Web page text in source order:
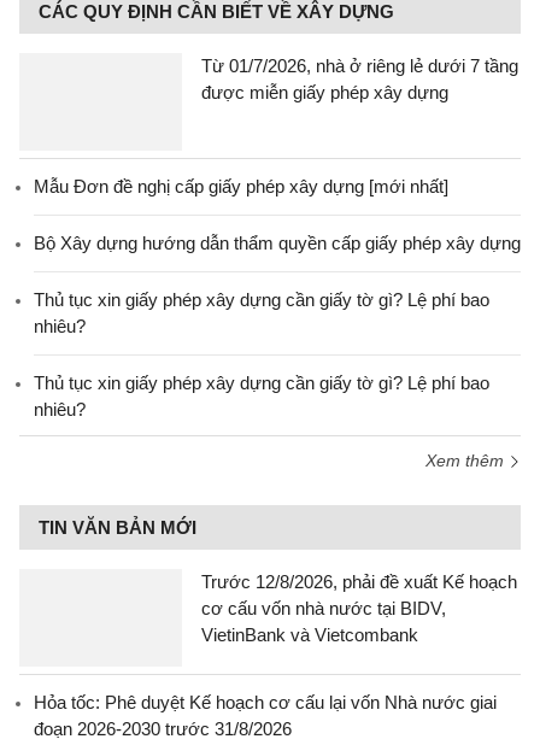
CÁC QUY ĐỊNH CẦN BIẾT VỀ XÂY DỰNG
Từ 01/7/2026, nhà ở riêng lẻ dưới 7 tầng
được miễn giấy phép xây dựng
Mẫu Đơn đề nghị cấp giấy phép xây dựng [mới nhất]
Bộ Xây dựng hướng dẫn thẩm quyền cấp giấy phép xây dựng
Thủ tục xin giấy phép xây dựng cần giấy tờ gì? Lệ phí bao
nhiêu?
Thủ tục xin giấy phép xây dựng cần giấy tờ gì? Lệ phí bao
nhiêu?
Xem thêm
TIN VĂN BẢN MỚI
Trước 12/8/2026, phải đề xuất Kế hoạch
cơ cấu vốn nhà nước tại BIDV,
VietinBank và Vietcombank
Hỏa tốc: Phê duyệt Kế hoạch cơ cấu lại vốn Nhà nước giai
đoạn 2026-2030 trước 31/8/2026